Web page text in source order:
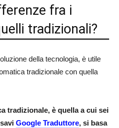
fra i
tradizionali?
della tecnologia, è utile
tradizionale con quella
tradizionale, è quella a cui sei
Google Traduttore, si basa